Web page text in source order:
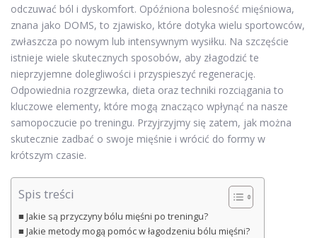
odczuwać ból i dyskomfort. Opóźniona bolesność mięśniowa,
znana jako DOMS, to zjawisko, które dotyka wielu sportowców,
zwłaszcza po nowym lub intensywnym wysiłku. Na szczęście
istnieje wiele skutecznych sposobów, aby złagodzić te
nieprzyjemne dolegliwości i przyspieszyć regenerację.
Odpowiednia rozgrzewka, dieta oraz techniki rozciągania to
kluczowe elementy, które mogą znacząco wpłynąć na nasze
samopoczucie po treningu. Przyjrzyjmy się zatem, jak można
skutecznie zadbać o swoje mięśnie i wrócić do formy w
krótszym czasie.
Spis treści
Jakie są przyczyny bólu mięśni po treningu?
Jakie metody mogą pomóc w łagodzeniu bólu mięśni?